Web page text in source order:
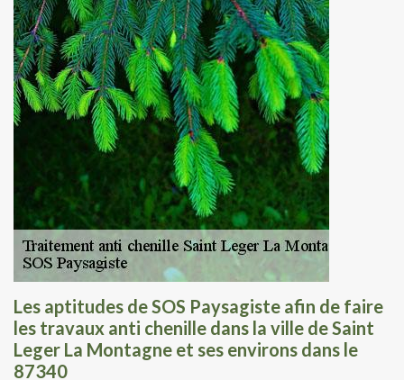
Les aptitudes de SOS Paysagiste afin de faire
les travaux anti chenille dans la ville de Saint
Leger La Montagne et ses environs dans le
87340